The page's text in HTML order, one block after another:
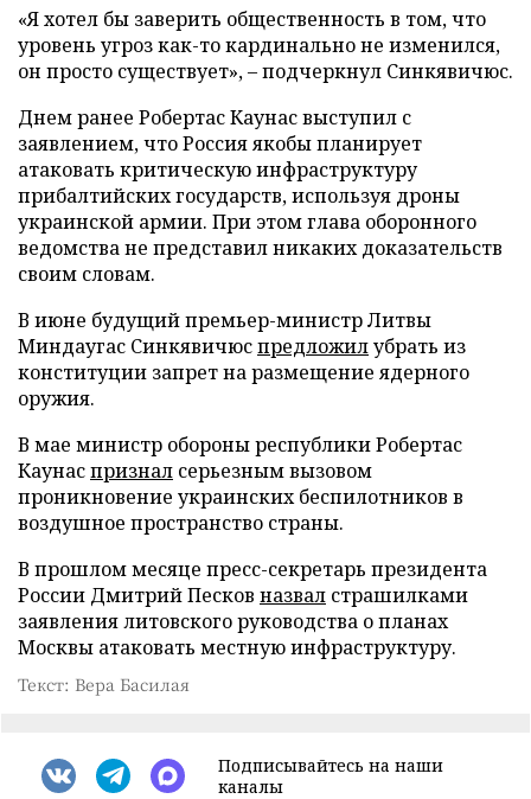
«Я хотел бы заверить общественность в том, что
уровень угроз как-то кардинально не изменился,
он просто существует», – подчеркнул Синкявичюс.
Днем ранее Робертас Каунас выступил с
заявлением, что Россия якобы планирует
атаковать критическую инфраструктуру
прибалтийских государств, используя дроны
украинской армии. При этом глава оборонного
ведомства не представил никаких доказательств
своим словам.
В июне будущий премьер-министр Литвы
Миндаугас Синкявичюспредложилубрать из
конституции запрет на размещение ядерного
оружия.
В мае министр обороны республики Робертас
Каунаспризнал серьезным вызовом
проникновение украинских беспилотников в
воздушное пространство страны.
В прошлом месяце пресс-секретарь президента
России Дмитрий Песков назвал страшилками
заявления литовского руководства о планах
Москвы атаковать местную инфраструктуру.
Текст: Вера Басилая
Подписывайтесь на наши
каналы